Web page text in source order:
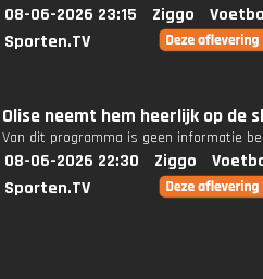
08-06-2026 23:15 Ziggo
Sporten.TV
Olise neemt hem heerlijk op de
Van dit programma is geen informatie
08-06-2026 22:30 Ziggo
Sporten.TV